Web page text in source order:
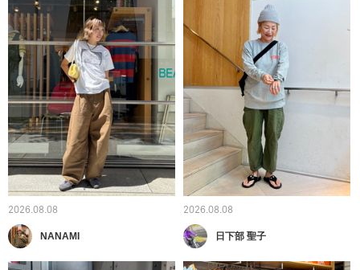
2026.08.08
NANAMI
2026.08.08
日下部 聖子